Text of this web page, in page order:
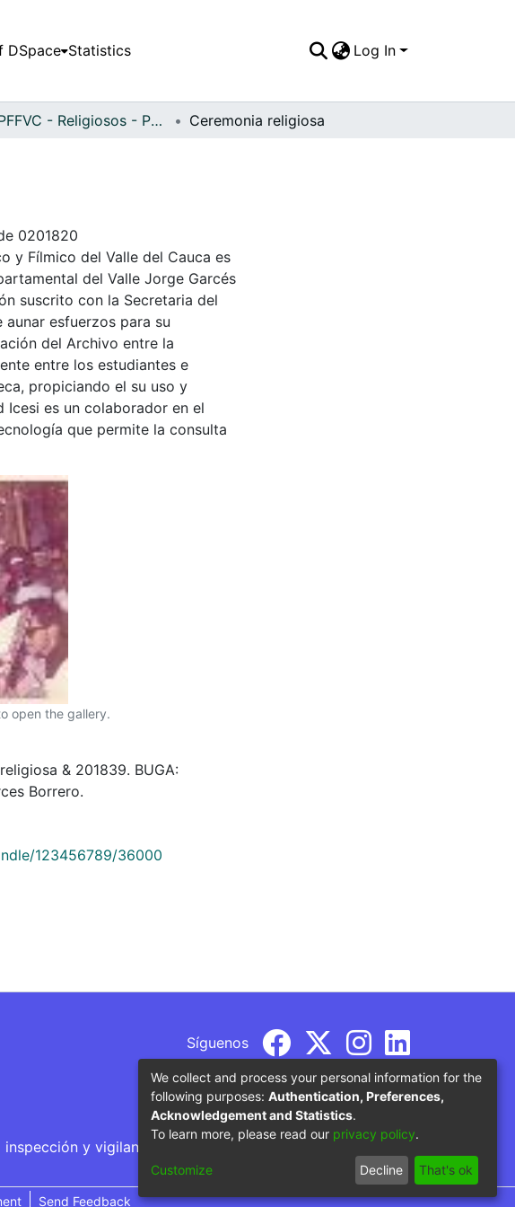
DSpace Statistics Log In
APFFVC - Religiosos - Patrimonial Ceremonia religiosa
0201820
y Fílmico del Valle del Cauca es
del Valle Jorge Garcés
suscrito con la Secretaria del
esfuerzos para su
del Archivo entre la
entre los estudiantes e
propiciando el su uso y
Icesi es un colaborador en el
que permite la consulta
open the gallery.
& 201839. BUGA:
Borrero.
123456789/36000
Síguenos
y vigilancia por parte del Ministerio de Educación
Send Feedback
We collect and process your personal information for the
following purposes: Authentication, Preferences,
Acknowledgement and Statistics.
To learn more, please read our privacy policy.
Customize Decline That's ok